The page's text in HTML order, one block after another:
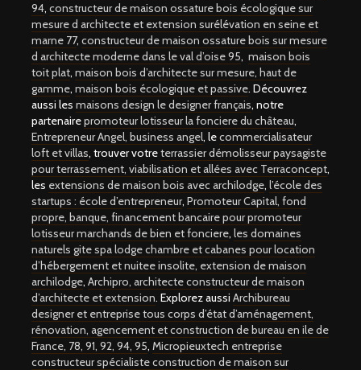
94, constructeur de maison ossature bois écologique sur
mesure d architecte et extension surélévation en seine et
marne 77, constructeur de maison ossature bois sur mesure
d architecte moderne dans le val d’oise 95, maison bois
toit plat, maison bois d’architecte sur mesure, haut de
gamme, maison bois écologique et passive. Découvrez
aussi les maisons design le designer français, notre
partenairepromoteur lotisseur la fonciere du château,
Entrepreneur Angel, business angel, lecommercialisateur
loft et villas, trouver votreterrassier démolisseur paysagiste
pour terrassement, viabilisation et allées avec Terraconcept,
les extensions de maison bois avec archilodge, l’école des
startups : école d’entrepreneur, Promoteur Capital, fond
propre, banque, financement bancaire pour promoteur
lotisseur marchands de bien et fonciere, les domaines
naturels gite spa lodge chambre et cabanes pour location
d’hébergement et nuitee insolite, extension de maison
archilodge, Archipro, architecte constructeur de maison
d’architecte et extension. Explorez aussi Archibureau
designer et entreprise tous corps d’état d’aménagement,
rénovation, agencement et construction de bureau en ile de
France, 78, 91, 92, 94, 95, Micropieuxtech entreprise
constructeur spécialiste construction de maison sur